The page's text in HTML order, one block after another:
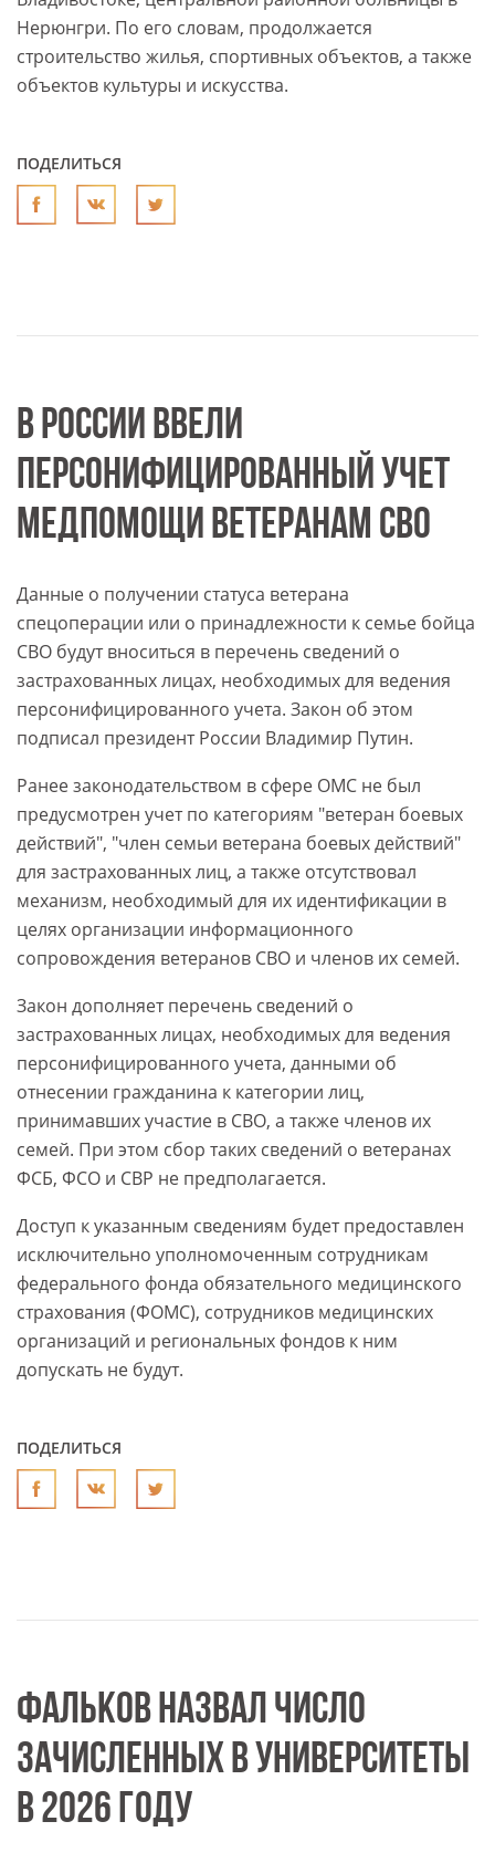
Нерюнгри. По его словам, продолжается
строительство жилья, спортивных объектов, а также
объектов культуры и искусства.
ПОДЕЛИТЬСЯ
В РОССИИ ВВЕЛИ
ПЕРСОНИФИЦИРОВАННЫЙ УЧЕТ
МЕДПОМОЩИ ВЕТЕРАНАМ СВО
Данные о получении статуса ветерана
спецоперации или о принадлежности к семье бойца
СВО будут вноситься в перечень сведений о
застрахованных лицах, необходимых для ведения
персонифицированного учета. Закон об этом
подписал президент России Владимир Путин.
Ранее законодательством в сфере ОМС не был
предусмотрен учет по категориям "ветеран боевых
действий", "член семьи ветерана боевых действий"
для застрахованных лиц, а также отсутствовал
механизм, необходимый для их идентификации в
целях организации информационного
сопровождения ветеранов СВО и членов их семей.
Закон дополняет перечень сведений о
застрахованных лицах, необходимых для ведения
персонифицированного учета, данными об
отнесении гражданина к категории лиц,
принимавших участие в СВО, а также членов их
семей. При этом сбор таких сведений о ветеранах
ФСБ, ФСО и СВР не предполагается.
Доступ к указанным сведениям будет предоставлен
исключительно уполномоченным сотрудникам
федерального фонда обязательного медицинского
страхования (ФОМС), сотрудников медицинских
организаций и региональных фондов к ним
допускать не будут.
ПОДЕЛИТЬСЯ
ФАЛЬКОВ НАЗВАЛ ЧИСЛО
ЗАЧИСЛЕННЫХ В УНИВЕРСИТЕТЫ
В 2026 ГОДУ